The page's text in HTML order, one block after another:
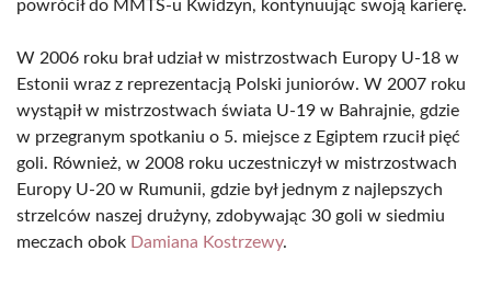
powrócił do MMTS-u Kwidzyn, kontynuując swoją karierę.
W 2006 roku brał udział w mistrzostwach Europy U-18 w
Estonii wraz z reprezentacją Polski juniorów. W 2007 roku
wystąpił w mistrzostwach świata U-19 w Bahrajnie, gdzie
w przegranym spotkaniu o 5. miejsce z Egiptem rzucił pięć
goli. Również, w 2008 roku uczestniczył w mistrzostwach
Europy U-20 w Rumunii, gdzie był jednym z najlepszych
strzelców naszej drużyny, zdobywając 30 goli w siedmiu
meczach obok Damiana Kostrzewy.